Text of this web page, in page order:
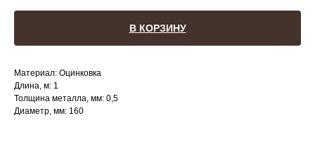
В КОРЗИНУ
Материал: Оцинковка
Длина, м: 1
Толщина металла, мм: 0,5
Диаметр, мм: 160